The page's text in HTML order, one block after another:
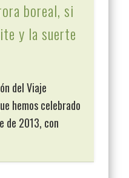
boreal, si
y la suerte
del Viaje
hemos celebrado
de 2013, con